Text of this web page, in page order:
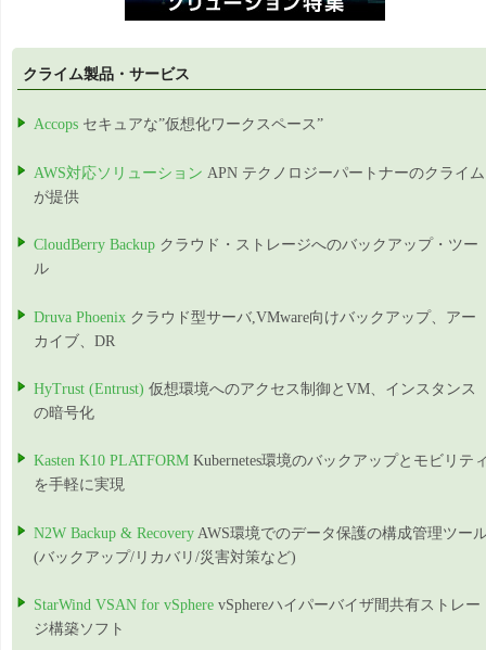
クライム製品・サービス
Accops セキュアな”仮想化ワークスペース”
AWS対応ソリューション APN テクノロジーパートナーのクライム
が提供
CloudBerry Backup クラウド・ストレージへのバックアップ・ツー
ル
Druva Phoenix クラウド型サーバ,VMware向けバックアップ、アー
カイブ、DR
HyTrust (Entrust) 仮想環境へのアクセス制御とVM、インスタンス
の暗号化
Kasten K10 PLATFORM Kubernetes環境のバックアップとモビリテ
を手軽に実現
N2W Backup & Recovery AWS環境でのデータ保護の構成管理ツー
(バックアップ/リカバリ/災害対策など)
StarWind VSAN for vSphere vSphereハイパーバイザ間共有ストレー
ジ構築ソフト